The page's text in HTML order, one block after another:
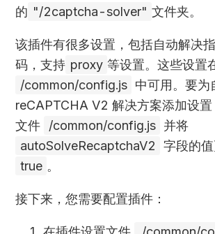
的 "/2captcha-solver" 文件夹。
该插件有很多设置，包括自动解决
码，支持 proxy 等设置。这些设置
/common/config.js 中可用。要为
reCAPTCHA V2 解决方案添加设
文件
/common/config.js 并将
autoSolveRecaptchaV2
字段的
true 。
接下来，您需要配置插件：